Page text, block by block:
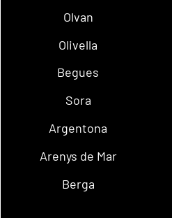
Olvan
Olivella
Begues
Sora
Argentona
Arenys de Mar
Berga